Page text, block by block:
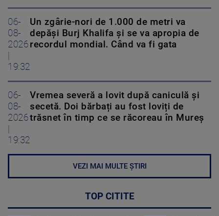
06-
08-
2026
19:32
Un zgârie-nori de 1.000 de metri va
depăși Burj Khalifa și se va apropia de
recordul mondial. Când va fi gata
06-
08-
2026
19:32
Vremea severă a lovit după caniculă și
secetă. Doi bărbați au fost loviți de
trăsnet în timp ce se răcoreau în Mureș
VEZI MAI MULTE ȘTIRI
TOP CITITE